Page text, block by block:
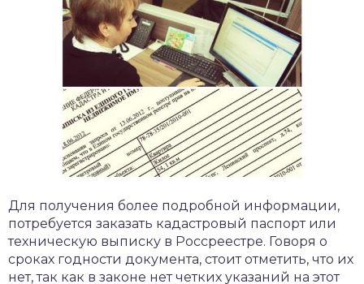
Для получения более подробной информации,
потребуется заказать кадастровый паспорт или
техническую выписку в Россреестре. Говоря о
сроках годности документа, стоит отметить, что их
нет, так как в законе нет четких указаний на этот